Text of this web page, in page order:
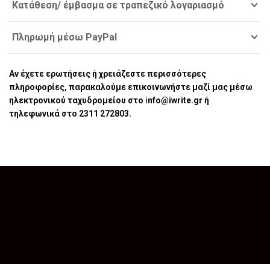
Κατάθεση/ έμβασμα σε τραπεζικό λογαριασμό
Πληρωμή μέσω PayPal
Αν έχετε ερωτήσεις ή χρειάζεστε περισσότερες
πληροφορίες, παρακαλούμε επικοινωνήστε μαζί μας μέσω
ηλεκτρονικού ταχυδρομείου στο info@iwrite.gr ή
τηλεφωνικά στο 2311 272803.